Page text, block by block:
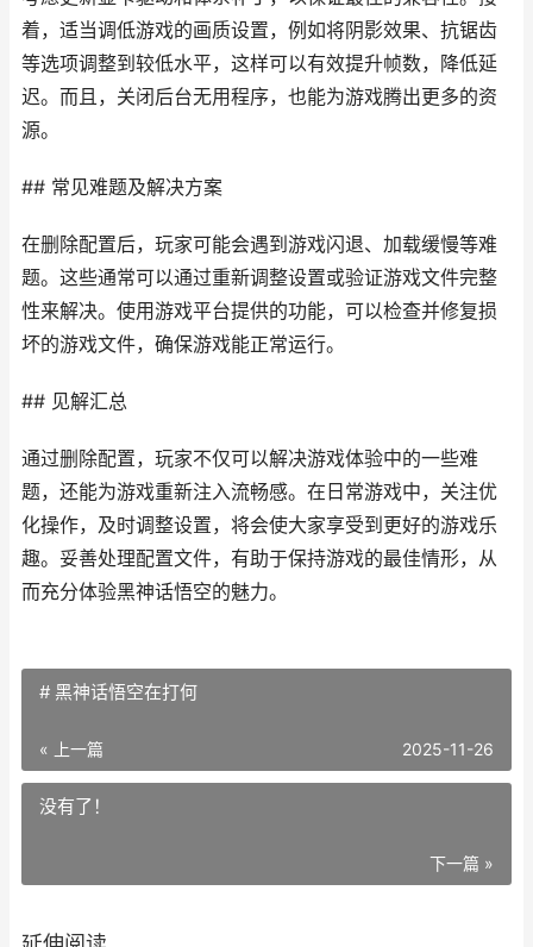
着，适当调低游戏的画质设置，例如将阴影效果、抗锯齿
等选项调整到较低水平，这样可以有效提升帧数，降低延
迟。而且，关闭后台无用程序，也能为游戏腾出更多的资
源。
## 常见难题及解决方案
在删除配置后，玩家可能会遇到游戏闪退、加载缓慢等难
题。这些通常可以通过重新调整设置或验证游戏文件完整
性来解决。使用游戏平台提供的功能，可以检查并修复损
坏的游戏文件，确保游戏能正常运行。
## 见解汇总
通过删除配置，玩家不仅可以解决游戏体验中的一些难
题，还能为游戏重新注入流畅感。在日常游戏中，关注优
化操作，及时调整设置，将会使大家享受到更好的游戏乐
趣。妥善处理配置文件，有助于保持游戏的最佳情形，从
而充分体验黑神话悟空的魅力。
# 黑神话悟空在打何
« 上一篇 2025-11-26
没有了！
下一篇 »